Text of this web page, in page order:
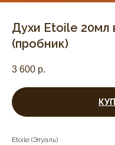
Духи Etoile 20мл
(пробник)
3 600 р.
Etoile (Этуаль)